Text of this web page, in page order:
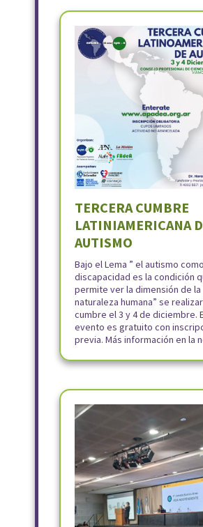
TERCERA CUMBRE
LATINIAMERICANA
AUTISMO
Bajo el Lema ” el autismo como
discapacidad es la condición
permite ver la dimensión de la
naturaleza humana” se
cumbre el 3 y 4 de diciembre.
evento es gratuito con
previa. Más información en la